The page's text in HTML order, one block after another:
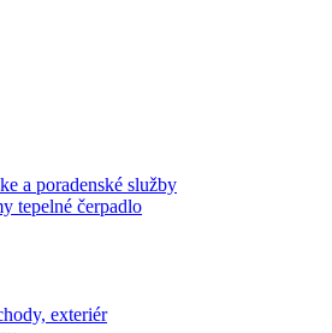
a poradenské služby
tepelné čerpadlo
exteriér